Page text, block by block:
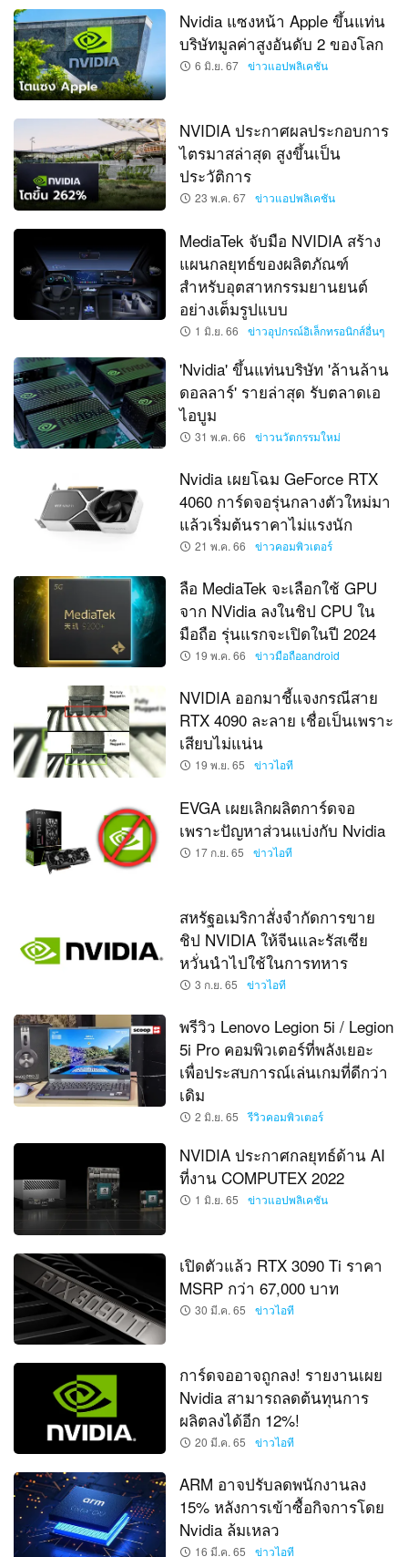
Nvidia แซงหน้า Apple ขึ้นแท่น
บริษัทมูลค่าสูงอันดับ 2 ของโลก
6 มิ.ย. 67 ข่าวแอปพลิเคชัน
NVIDIA ประกาศผลประกอบการ
ไตรมาสล่าสุด สูงขึ้นเป็น
ประวัติการ
23 พ.ค. 67 ข่าวแอปพลิเคชัน
MediaTek จับมือ NVIDIA สร้าง
แผนกลยุทธ์ของผลิตภัณฑ์
สำหรับอุตสาหกรรมยานยนต์
อย่างเต็มรูปแบบ
1 มิ.ย. 66 ข่าวอุปกรณ์อิเล็กทรอนิกส์อื่นๆ
'Nvidia' ขึ้นแท่นบริษัท 'ล้านล้าน
ดอลลาร์' รายล่าสุด รับตลาดเอ
ไอบูม
31 พ.ค. 66 ข่าวนวัตกรรมใหม่
Nvidia เผยโฉม GeForce RTX
4060 การ์ดจอรุ่นกลางตัวใหม่มา
แล้วเริ่มต้นราคาไม่แรงนัก
21 พ.ค. 66 ข่าวคอมพิวเตอร์
ลือ MediaTek จะเลือกใช้ GPU
จาก NVidia ลงในชิป CPU ใน
มือถือ รุ่นแรกจะเปิดในปี 2024
19 พ.ค. 66 ข่าวมือถือandroid
NVIDIA ออกมาชี้แจงกรณีสาย
RTX 4090 ละลาย เชื่อเป็นเพราะ
เสียบไม่แน่น
19 พ.ย. 65 ข่าวไอที
EVGA เผยเลิกผลิตการ์ดจอ
เพราะปัญหาส่วนแบ่งกับ Nvidia
17 ก.ย. 65 ข่าวไอที
สหรัฐอเมริกาสั่งจำกัดการขาย
ชิป NVIDIA ให้จีนและรัสเซีย
หวั่นนำไปใช้ในการทหาร
3 ก.ย. 65 ข่าวไอที
พรีวิว Lenovo Legion 5i / Legion
5i Pro คอมพิวเตอร์ที่พลังเยอะ
เพื่อประสบการณ์เล่นเกมที่ดีกว่า
เดิม
2 มิ.ย. 65 รีวิวคอมพิวเตอร์
NVIDIA ประกาศกลยุทธ์ด้าน AI
ที่งาน COMPUTEX 2022
1 มิ.ย. 65 ข่าวแอปพลิเคชัน
เปิดตัวแล้ว RTX 3090 Ti ราคา
MSRP กว่า 67,000 บาท
30 มี.ค. 65 ข่าวไอที
การ์ดจออาจถูกลง! รายงานเผย
Nvidia สามารถลดต้นทุนการ
ผลิตลงได้อีก 12%!
20 มี.ค. 65 ข่าวไอที
ARM อาจปรับลดพนักงานลง
15% หลังการเข้าซื้อกิจการโดย
Nvidia ล้มเหลว
16 มี.ค. 65 ข่าวไอที